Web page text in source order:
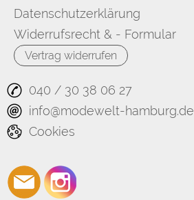
Datenschutzerklärung
Widerrufsrecht & - Formular
Vertrag widerrufen
040 / 30 38 06 27
info@modewelt-hamburg.de
Cookies